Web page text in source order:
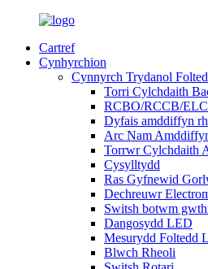
Cartref
Cynhyrchion
Cynnyrch Trydanol
Torri Cylchdaith
RCBO/RCCB/
Dyfais amddiffyn
Arc Nam
Torrwr Cylchdaith
Cysylltydd
Ras Gyfnewid
Dechreuwr
Switsh botwm
Dangosydd LED
Mesurydd Foltedd
Blwch Rheoli